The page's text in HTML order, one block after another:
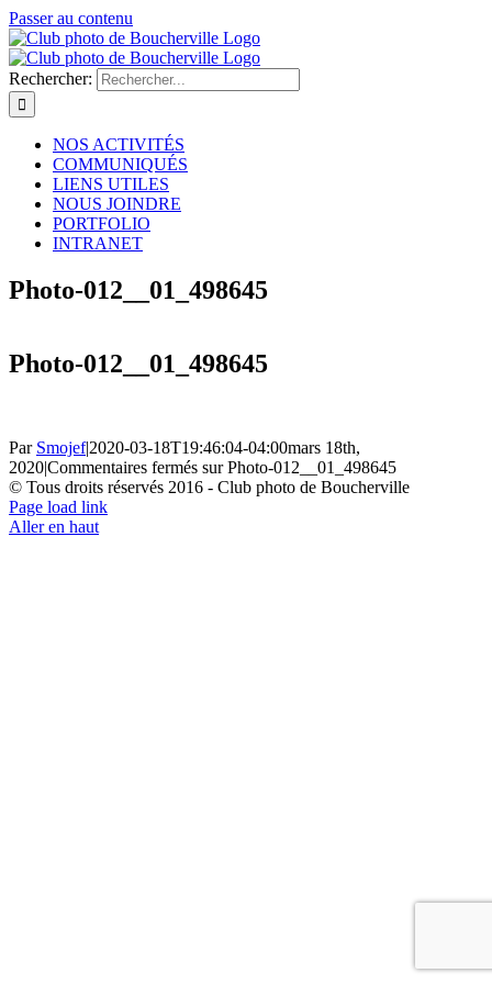
Passer au contenu
Rechercher:
NOS ACTIVITÉS
COMMUNIQUÉS
LIENS UTILES
NOUS JOINDRE
PORTFOLIO
INTRANET
Photo-012__01_498645
Photo-012__01_498645
Par Smojef|2020-03-18T19:46:04-04:00mars 18th,
2020|Commentaires fermés sur Photo-012__01_498645
© Tous droits réservés 2016 - Club photo de Boucherville
Page load link
Aller en haut